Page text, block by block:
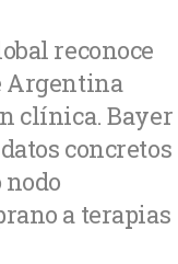
reconoce
Argentina
clínica. Bayer
concretos
a terapias